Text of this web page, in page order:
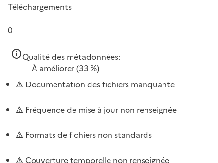
Téléchargements
0
Qualité des métadonnées:
À améliorer(33 %)
Documentation des fichiers manquante
Fréquence de mise à jour non renseignée
Formats de fichiers non standards
Couverture temporelle non renseignée